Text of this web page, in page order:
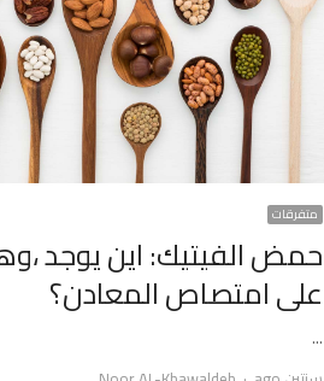
متفرقات
حمض الفيتيك: اين يوجد
على امتصاص المعادن؟
…